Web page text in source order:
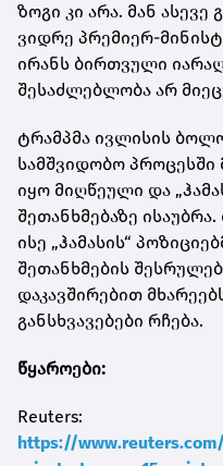
ზოგი კი არა. მან ასევე
ვიდრე პრემიერ-
ირანს ბირთვული
შესაძლებლობა არ
ტრამპმა ივლისის
სამშვიდობო პროცესში
იყო მიღწეული და
შეთანხმებაზე
ისე „ჰამასის“
შეთანხმების
დაკავშირებით
განსხვავებები რჩება.
წყაროები:
Reuters:
https://